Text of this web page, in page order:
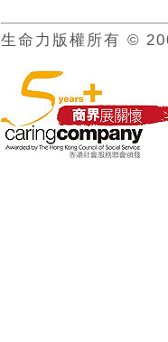
生命力版權所有 ©